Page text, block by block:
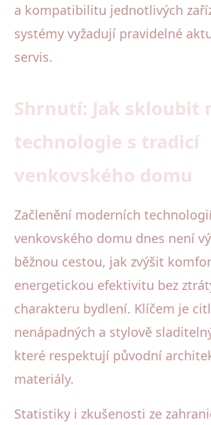
a kompatibilitu jednotlivých
systémy vyžadují pravidelné
servis.
Shrnutí: Jak skloubit
technologie s tradicí
venkovského domu
Začlenění moderních
venkovského domu dnes není
běžnou cestou, jak zvýšit
energetickou efektivitu bez
charakteru bydlení. Klíčem je
nenápadných a stylově
které respektují původní
materiály.
Statistiky i zkušenosti ze